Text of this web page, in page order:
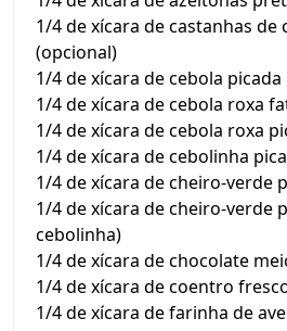
1/4 de xícara de castanhas de
(opcional)
1/4 de xícara de cebola picada
1/4 de xícara de cebola roxa
1/4 de xícara de cebola roxa
1/4 de xícara de cebolinha
1/4 de xícara de cheiro-verde
1/4 de xícara de cheiro-verde
cebolinha)
1/4 de xícara de chocolate
1/4 de xícara de coentro
1/4 de xícara de farinha de